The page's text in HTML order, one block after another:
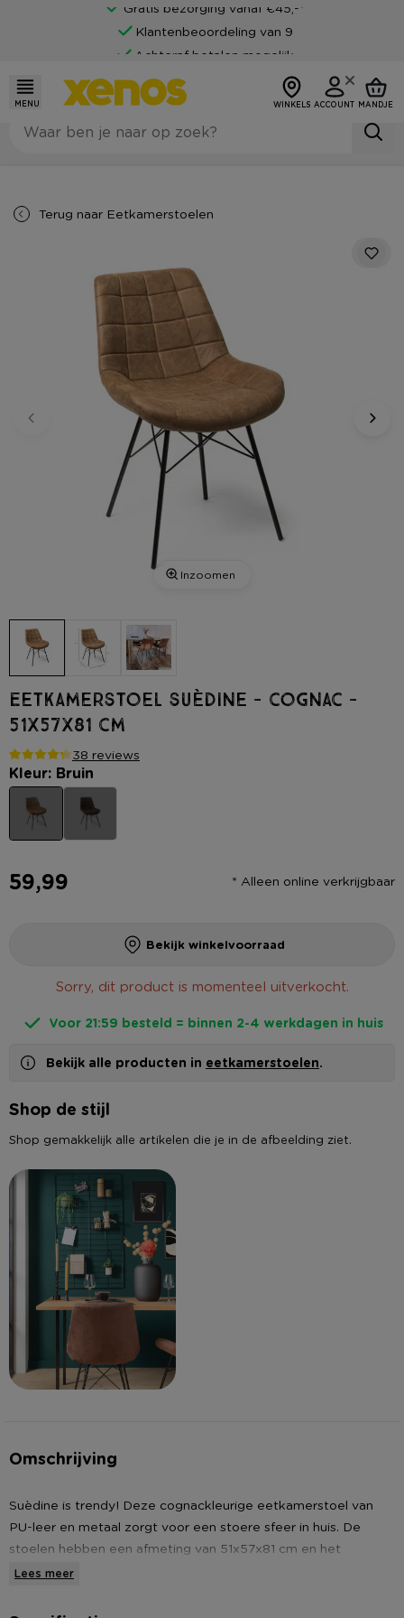
Gratis bezorging vanaf €45,-*
Klantenbeoordeling van 9
Achteraf betalen mogelijk
MENU WINKELS ACCOUNT MANDJE
Terug naar Eetkamerstoelen
Inzoomen
Eetkamerstoel suèdine - cognac -
51x57x81 cm
38 reviews
Kleur: Bruin
59,99 * Alleen online verkrijgbaar
Bekijk winkelvoorraad
Sorry, dit product is momenteel uitverkocht.
Voor 21:59 besteld = binnen 2-4 werkdagen in huis
Bekijk alle producten in eetkamerstoelen.
Shop de stijl
Shop gemakkelijk alle artikelen die je in de afbeelding ziet.
Omschrijving
Suèdine is trendy! Deze cognackleurige eetkamerstoel van
PU-leer en metaal zorgt voor een stoere sfeer in huis. De
stoelen hebben een afmeting van 51x57x81 cm en het
maximaal draagvermogen is 100 kg. Verkrijgbaar in twee
Lees meer